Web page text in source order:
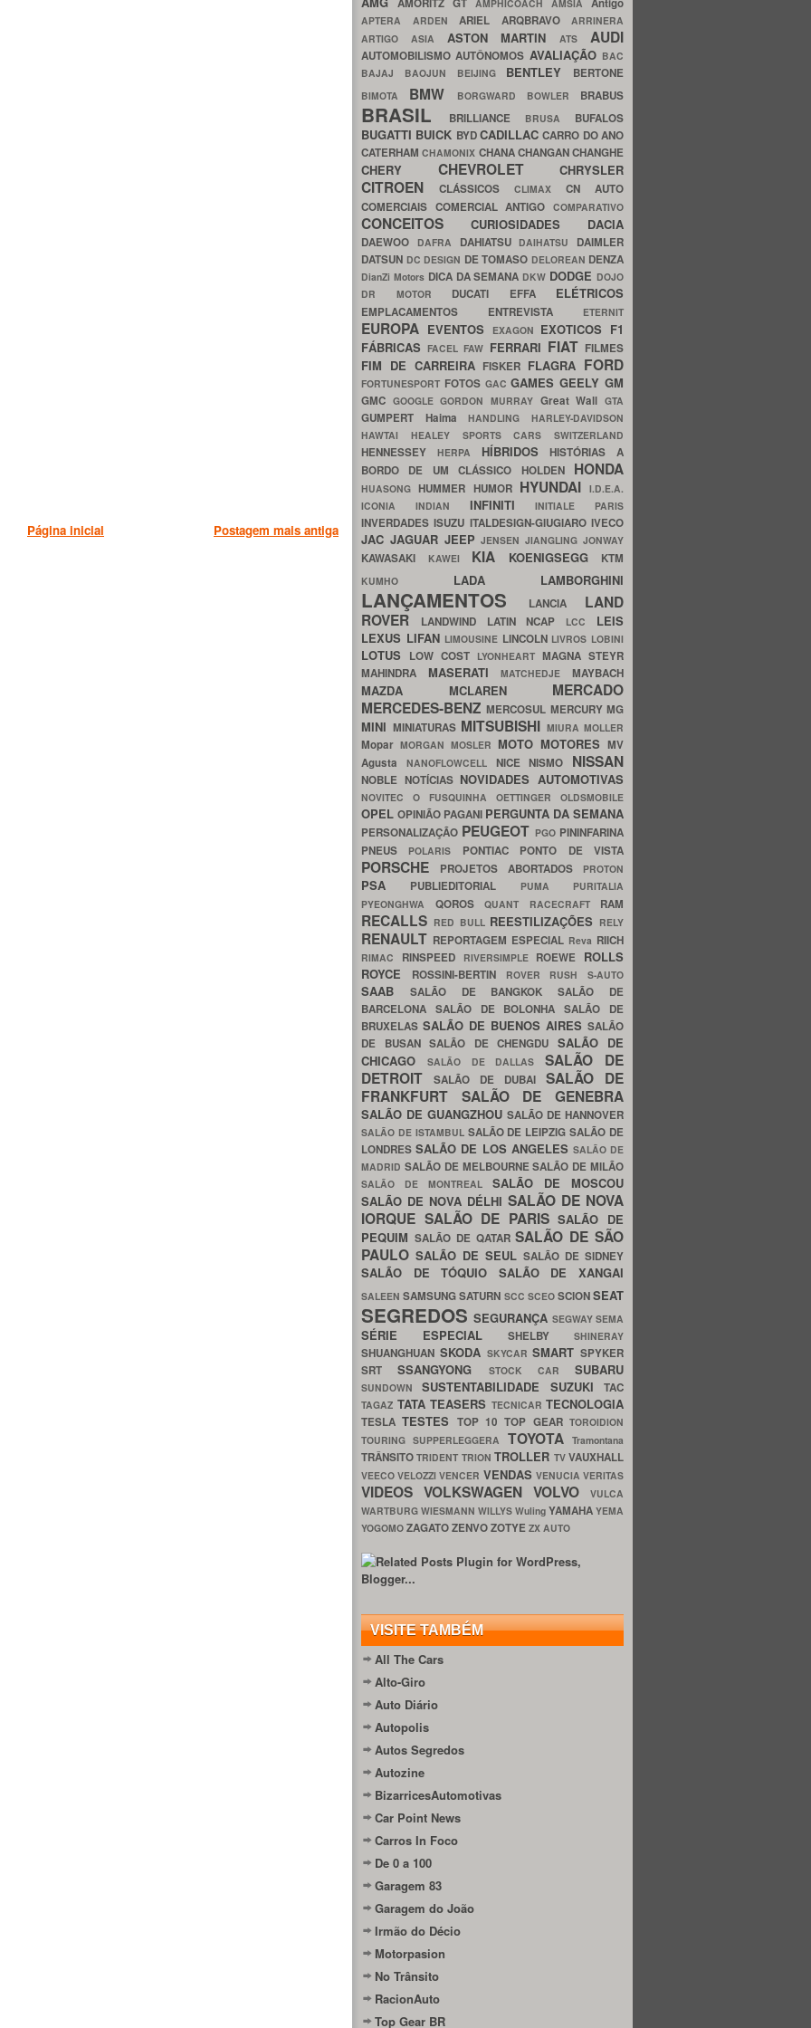
Postagem mais antiga
Página inicial
AMORITZ GT AMPHICOACH AMSIA Antigo
APTERA ARDEN ARIEL ARQBRAVO ARRINERA
ARTIGO ASIA ASTON MARTINATS AUDI
AUTOMOBILISMOAUTÔNOMOS AVALIAÇÃO BAC
BAJAJ BAOJUN BEIJING BENTLEY BERTONE
BIMOTA BMW BORGWARD BOWLER BRABUS
BRASIL BRILLIANCE BRUSA BUFALOS
BUGATTI BUICK BYDCADILLACCARRO DO ANO
CATERHAMCHAMONIX CHANACHANGANCHANGHE
CHERY CHEVROLET CHRYSLER
CITROEN CLÁSSICOS CLIMAX CN AUTO
COMERCIAIS COMERCIAL ANTIGOCOMPARATIVO
CONCEITOS CURIOSIDADES DACIA
DAEWOO DAFRA DAHIATSU DAIHATSU DAIMLER
DATSUN DC DESIGN DE TOMASO DELOREAN DENZA
DianZi Motors DICA DA SEMANA DKW DODGE DOJO
DR MOTOR DUCATI EFFA ELÉTRICOS
EMPLACAMENTOS ENTREVISTA ETERNIT
EUROPA EVENTOS EXAGON EXOTICOS F1
FÁBRICASFACELFAW FERRARI FIAT FILMES
FIM DE CARREIRA FISKER FLAGRA FORD
FORTUNESPORT FOTOS GACGAMESGEELYGM
GMC GOOGLEGORDON MURRAY Great WallGTA
GUMPERT HaimaHANDLINGHARLEY-DAVIDSON
HAWTAI HEALEY SPORTS CARS SWITZERLAND
HENNESSEY HERPA HÍBRIDOSHISTÓRIAS A
BORDO DE UM CLÁSSICO HOLDEN HONDA
HUASONGHUMMER HUMOR HYUNDAI I.D.E.A.
ICONIA INDIAN INFINITIINITIALE PARIS
INVERDADESISUZU ITALDESIGN-GIUGIAROIVECO
JAC JAGUAR JEEPJENSENJIANGLINGJONWAY
KAWASAKI KAWEI KIA KOENIGSEGG KTM
KUMHO LADA LAMBORGHINI
LANÇAMENTOS LANCIA LAND
ROVER
LANDWIND LATIN NCAP LCC LEIS
LEXUS LIFAN LIMOUSINE LINCOLN LIVROS LOBINI
LOTUS LOW COST LYONHEART MAGNA STEYR
MAHINDRA MASERATIMATCHEDJEMAYBACH
MAZDA MCLAREN MERCADO
MERCEDES-BENZMERCOSUL MERCURYMG
MINI MINIATURAS MITSUBISHI MIURA MOLLER
Mopar MORGAN MOSLER MOTO MOTORES MV
Agusta NANOFLOWCELL NICENISMO NISSAN
NOBLE NOTÍCIAS NOVIDADES AUTOMOTIVAS
NOVITEC O FUSQUINHA OETTINGER OLDSMOBILE
OPEL OPINIÃO PAGANI PERGUNTA DA SEMANA
PERSONALIZAÇÃO PEUGEOT PGO PININFARINA
PNEUS
POLARIS PONTIAC PONTO DE VISTA
PORSCHE PROJETOS ABORTADOS PROTON
PSA PUBLIEDITORIAL PUMA PURITALIA
PYEONGHWA QOROS QUANT RACECRAFT RAM
RECALLS RED BULL REESTILIZAÇÕES RELY
RENAULT REPORTAGEM ESPECIAL Reva RIICH
RIMAC RINSPEED RIVERSIMPLE ROEWE ROLLS
ROYCE
ROSSINI-BERTIN ROVER RUSH S-AUTO
SAAB SALÃO DE BANGKOKSALÃO DE
BARCELONA SALÃO DE BOLONHASALÃO DE
BRUXELAS SALÃO DE BUENOS AIRES SALÃO
DE BUSAN SALÃO DE CHENGDU SALÃO DE
CHICAGO
SALÃO DE DALLASSALÃO DE
DETROIT
SALÃO DE DUBAI SALÃO DE
FRANKFURT SALÃO DE GENEBRA
SALÃO DE GUANGZHOU SALÃO DE HANNOVER
SALÃO DE ISTAMBUL SALÃO DE LEIPZIGSALÃO DE
LONDRESSALÃO DE LOS ANGELES SALÃO DE
MADRID SALÃO DE MELBOURNESALÃO DE MILÃO
SALÃO DE MONTREAL SALÃO DE MOSCOU
SALÃO DE NOVA DÉLHI SALÃO DE NOVA
IORQUE SALÃO DE PARISSALÃO DE
PEQUIM SALÃO DE QATARSALÃO DE SÃO
PAULO SALÃO DE SEUL SALÃO DE SIDNEY
SALÃO DE TÓQUIO SALÃO DE XANGAI
SALEENSAMSUNGSATURN SCC SCEO SCIONSEAT
SEGREDOSSEGURANÇA SEGWAYSEMA
SÉRIE ESPECIAL SHELBY SHINERAY
SHUANGHUAN SKODA SKYCARSMART SPYKER
SRTSSANGYONG STOCK CAR SUBARU
SUNDOWNSUSTENTABILIDADE SUZUKITAC
TAGAZ TATA TEASERS TECNICAR TECNOLOGIA
TESLATESTES TOP 10TOP GEARTOROIDION
TOURING SUPPERLEGGERA TOYOTATramontana
TRÂNSITOTRIDENT TRIONTROLLER TVVAUXHALL
VEECOVELOZZIVENCER VENDAS VENUCIAVERITAS
VIDEOS VOLKSWAGEN VOLVO
VULCA
WARTBURG WIESMANN WILLYS Wuling YAMAHA YEMA
YOGOMO ZAGATOZENVOZOTYE ZX AUTO
VISITE TAMBÉM
All The Cars
Alto-Giro
Auto Diário
Autopolis
Autos Segredos
Autozine
BizarricesAutomotivas
Car Point News
Carros In Foco
De 0 a 100
Garagem 83
Garagem do João
Irmão do Décio
Motorpasion
No Trânsito
RacionAuto
Top Gear BR